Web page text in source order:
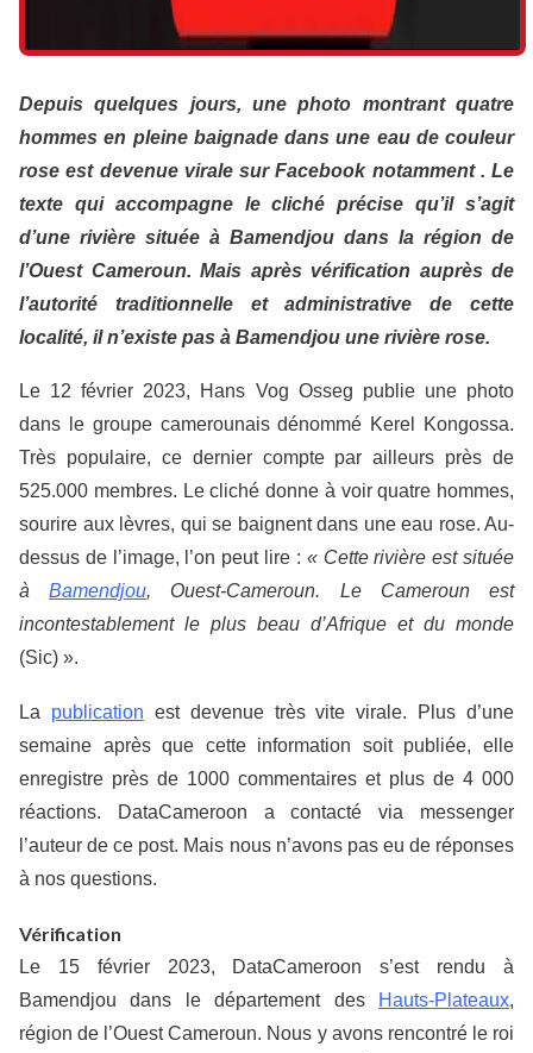
Depuis quelques jours, une photo montrant quatre
hommes en pleine baignade dans une eau de couleur
rose est devenue virale sur Facebook notamment . Le
texte qui accompagne le cliché précise qu’il s’agit
d’une rivière située à Bamendjou dans la région de
l’Ouest Cameroun. Mais après vérification auprès de
l’autorité traditionnelle et administrative de cette
localité, il n’existe pas à Bamendjou une rivière rose.
Le 12 février 2023, Hans Vog Osseg publie une photo
dans le groupe camerounais dénommé Kerel Kongossa.
Très populaire, ce dernier compte par ailleurs près de
525.000 membres. Le cliché donne à voir quatre hommes,
sourire aux lèvres, qui se baignent dans une eau rose. Au-
dessus de l’image, l’on peut lire : « Cette rivière est située
àBamendjou, Ouest-Cameroun. Le Cameroun est
incontestablement le plus beau d’Afrique et du monde
(Sic) ».
La publication est devenue très vite virale. Plus d’une
semaine après que cette information soit publiée, elle
enregistre près de 1000 commentaires et plus de 4 000
réactions. DataCameroon a contacté via messenger
l’auteur de ce post. Mais nous n’avons pas eu de réponses
à nos questions.
Vérification
Le 15 février 2023, DataCameroon s’est rendu à
Bamendjou dans le département des
Hauts-Plateaux,
région de l’Ouest Cameroun. Nous y avons rencontré le roi